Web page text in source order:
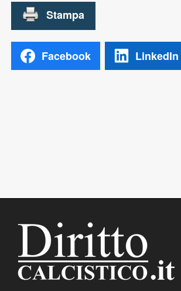
Facebook LinkedIn